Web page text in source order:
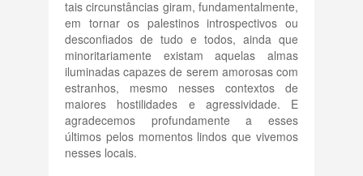
tais circunstâncias giram, fundamentalmente,
em tornar os palestinos introspectivos ou
desconfiados de tudo e todos, ainda que
minoritariamente existam aquelas almas
iluminadas capazes de serem amorosas com
estranhos, mesmo nesses contextos de
maiores hostilidades e agressividade. E
agradecemos profundamente a esses
últimos pelos momentos lindos que vivemos
nesses locais.